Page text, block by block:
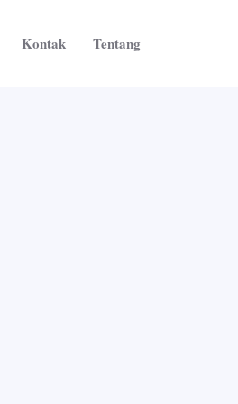
Kontak Tentang